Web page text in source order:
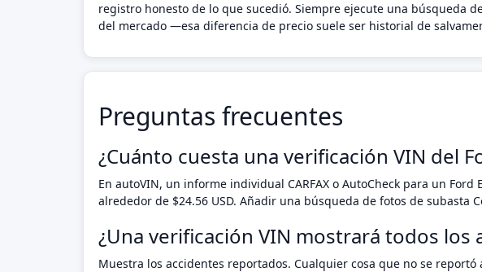
registro honesto de lo que sucedió. Siempre ejecute una búsqueda
del mercado —esa diferencia de precio suele ser historial de
Preguntas frecuentes
¿Cuánto cuesta una verificación VIN del
En autoVIN, un informe individual CARFAX o AutoCheck para un Ford
alrededor de $24.56 USD. Añadir una búsqueda de fotos de subasta
¿Una verificación VIN mostrará todos los
Muestra los accidentes reportados. Cualquier cosa que no se